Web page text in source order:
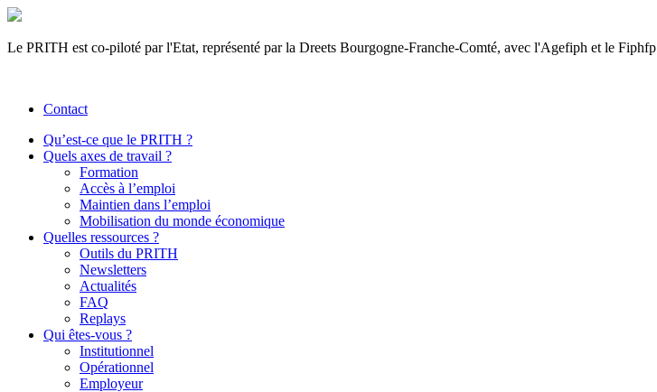
Le PRITH est co-piloté par l'Etat, représenté par la Dreets Bourgogne-Franche-Comté, avec l'Agefiph et le Fiphfp
Contact
Qu’est-ce que le PRITH ?
Quels axes de travail ?
Formation
Accès à l’emploi
Maintien dans l’emploi
Mobilisation du monde économique
Quelles ressources ?
Outils du PRITH
Newsletters
Actualités
FAQ
Replays
Qui êtes-vous ?
Institutionnel
Opérationnel
Employeur